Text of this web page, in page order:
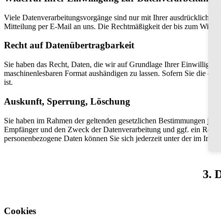
Viele Datenverarbeitungsvorgänge sind nur mit Ihrer
Mitteilung per E-Mail an uns. Die Rechtmäßigkeit der bis zum
Recht auf Datenübertragbarkeit
Sie haben das Recht, Daten, die wir auf Grundlage Ihrer
maschinenlesbaren Format aushändigen zu lassen. Sofern Sie die
ist.
Auskunft, Sperrung, Löschung
Sie haben im Rahmen der geltenden gesetzlichen Bestimmungen
Empfänger und den Zweck der Datenverarbeitung und ggf. ein
personenbezogene Daten können Sie sich jederzeit unter der im
3.
Cookies